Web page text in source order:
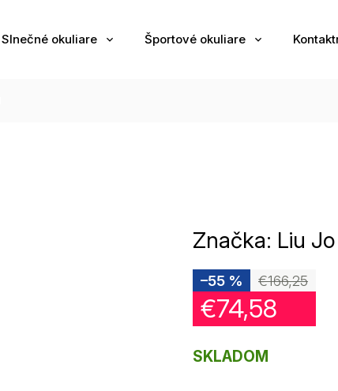
Slnečné okuliare Športové okuliare
Značka: Liu Jo
€166,25
–55 %
€74,58
SKLADOM